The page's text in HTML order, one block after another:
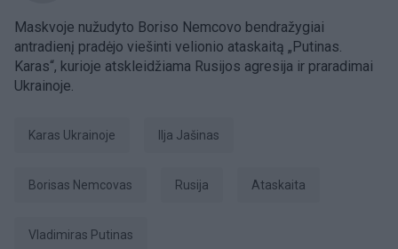
Maskvoje nužudyto Boriso Nemcovo bendražygiai
antradienį pradėjo viešinti velionio ataskaitą „Putinas.
Karas“, kurioje atskleidžiama Rusijos agresija ir praradimai
Ukrainoje.
karas Ukrainoje Ilja Jašinas
Borisas Nemcovas Rusija ataskaita
Vladimiras Putinas